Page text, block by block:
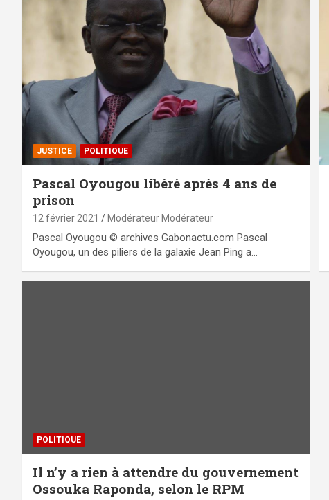
JUSTICE POLITIQUE
Pascal Oyougou libéré après 4 ans de
prison
12 février 2021 Modérateur Modérateur
Pascal Oyougou © archives Gabonactu.com Pascal
Oyougou, un des piliers de la galaxie Jean Ping a…
POLITIQUE
Il n’y a rien à attendre du gouvernement
Ossouka Raponda, selon le RPM